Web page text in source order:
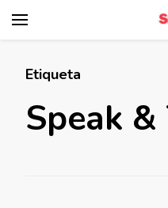
Etiqueta
Speak